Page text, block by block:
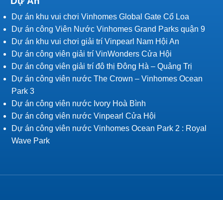
Dự án khu vui chơi Vinhomes Global Gate Cổ Loa
Dự án công Viên Nước Vinhomes Grand Parks quận 9
Dự án khu vui chơi giải trí Vinpearl Nam Hội An
Dự án công viên giải trí VinWonders Cửa Hội
Dự án công viên giải trí đô thị Đông Hà – Quảng Trị
Dự án công viên nước The Crown – Vinhomes Ocean
Park 3
Dự án công viên nước Ivory Hoà Bình
Dự án công viên nước Vinpearl Cửa Hội
Dự án công viên nước Vinhomes Ocean Park 2 : Royal
Wave Park